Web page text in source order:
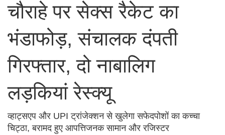
चौराहे पर सेक्स रैकेट का
भंडाफोड़, संचालक दंपती
गिरफ्तार, दो नाबालिग
लड़कियां रेस्क्यू
व्हाट्सएप और UPI ट्रांजेक्शन से खुलेगा सफेदपोशों का कच्चा
चिट्ठा, बरामद हुए आपत्तिजनक सामान और रजिस्टर